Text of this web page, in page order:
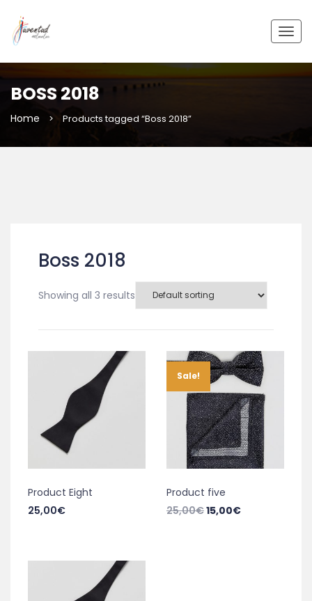
BOSS 2018
Home > Products tagged “Boss 2018”
Boss 2018
Showing all 3 results
Product Eight
25,00€
Sale!
Product five
25,00€15,00€